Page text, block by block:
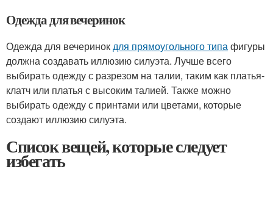
Одежда для вечеринок
Одежда для вечеринокдля прямоугольного типафигуры
должна создавать иллюзию силуэта. Лучше всего
выбирать одежду с разрезом на талии, таким как платья-
клатч или платья с высоким талией. Также можно
выбирать одежду с принтами или цветами, которые
создают иллюзию силуэта.
Список вещей, которые следует
избегать